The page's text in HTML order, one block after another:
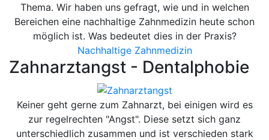
Thema. Wir haben uns gefragt, wie und in welchen
Bereichen eine nachhaltige Zahnmedizin heute schon
möglich ist. Was bedeutet dies in der Praxis?
Nachhaltige Zahnmedizin
Zahnarztangst - Dentalphobie
Keiner geht gerne zum Zahnarzt, bei einigen wird es
zur regelrechten "Angst". Diese setzt sich ganz
unterschiedlich zusammen und ist verschieden stark